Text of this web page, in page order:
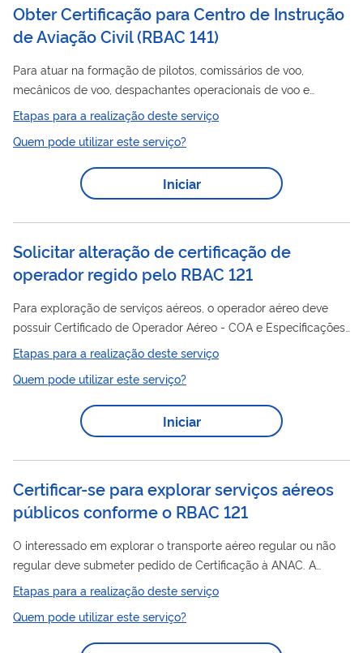
Obter Certificação para Centro de Instrução
de Aviação Civil (RBAC 141)
Para atuar na formação de pilotos, comissários de voo,
mecânicos de voo, despachantes operacionais de voo e
mecânicos de manutenção aeronáutica, a entidade deverá ser
certificada junto à ANAC como Centro de Instrução de Aviação
Civil - CIAC. As regras de certificação e requisitos operacionais
para CIAC encontram-se noRBAC141, na IS nº 141-004, IS nº
141-005, IS nº 141-006 e IS nº 141-007. Seguindo as diretrizes
processo de...
Etapas para a realização deste serviço
Quem pode utilizar este serviço?
Iniciar
Solicitar alteração de certificação de
operador regido pelo RBAC 121
Para exploração de serviços aéreos, o operador aéreo deve
possuir Certificado de Operador Aéreo - COA e Especificações
Operativas – EO, emitidos com a conclusão do processo de
certificação inicial junto à ANAC. COA é um documento que
comprova que a empresa foi submetida ao processo de
certificação da ANAC e tem autorização para realizar as
operações pretendidas. Quando a empresa modifica seu nome
Qualquer alteração no COA implica em...
Etapas para a realização deste serviço
Quem pode utilizar este serviço?
Iniciar
Certificar-se para explorar serviços aéreos
públicos conforme o RBAC 121
O interessado em explorar o transporte aéreo regular ou não
regular deve submeter pedido de Certificação à ANAC. A
certificação para exploração do transporte aéreo público é o
instrumento que permite uma empresa explorar serviços de
transporte aéreo público com aviões com configuração
máxima certificada de assentos para passageiros superior a 19
Etapas para a realização deste serviço
Quem pode utilizar este serviço?